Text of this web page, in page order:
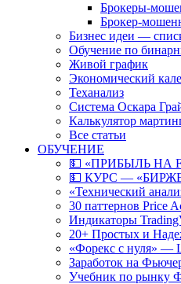
Брокеры-
Брокер-
Бизнес идеи —
Обучение по
Живой график
Экономический
Теханализ
Система Оскара
Калькулятор
Все статьи
ОБУЧЕНИЕ
💵 «ПРИБЫЛЬ НА
💵 КУРС —
«Технический
30 паттернов Price
Индикаторы
20+ Простых и
«Форекс с нуля» —
Заработок на
Учебник по